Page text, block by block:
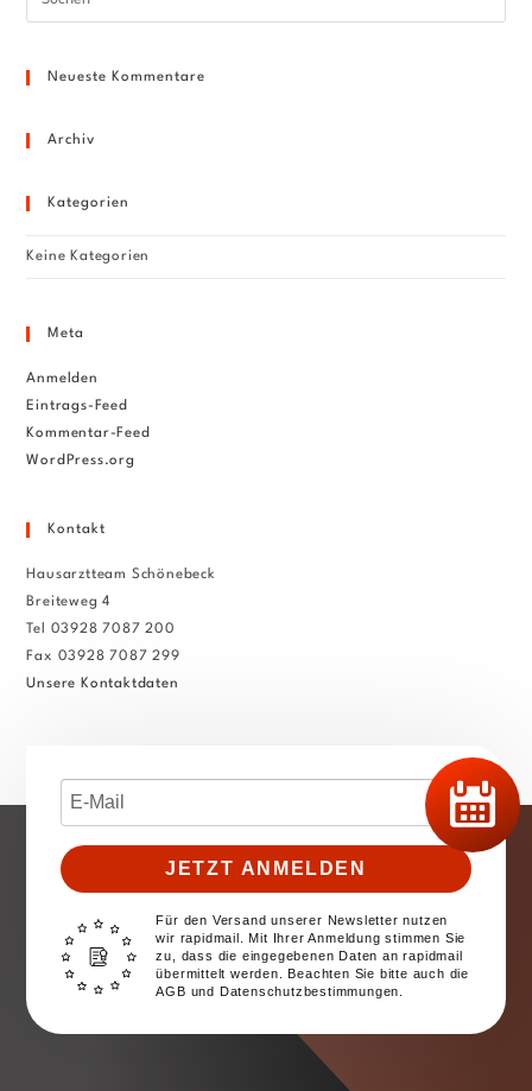
Neueste Kommentare
Archiv
Kategorien
Keine Kategorien
Meta
Anmelden
Eintrags-Feed
Kommentar-Feed
WordPress.org
Kontakt
Hausarztteam Schönebeck
Breiteweg 4
Tel 03928 7087 200
Fax 03928 7087 299
Unsere Kontaktdaten
JETZT ANMELDEN
Für den Versand unserer Newsletter nutzen
wir rapidmail. Mit Ihrer Anmeldung stimmen Sie
zu, dass die eingegebenen Daten an rapidmail
übermittelt werden. Beachten Sie bitte auch die
AGB und Datenschutzbestimmungen.